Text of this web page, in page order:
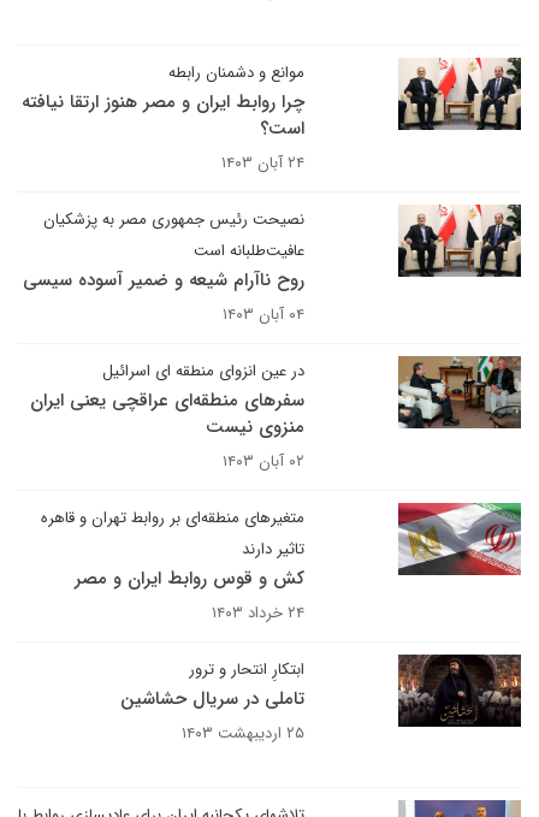
موانع و دشمنان رابطه
چرا روابط ایران و مصر هنوز ارتقا نیافته
است؟
۲۴ آبان ۱۴۰۳
نصیحت رئیس جمهوری مصر به پزشکیان
عافیت‌طلبانه است
روح ناآرام شیعه و ضمیر آسوده سیسی
۰۴ آبان ۱۴۰۳
در عین انزوای منطقه ای اسرائیل
سفرهای منطقه‌ای عراقچی یعنی ایران
منزوی نیست
۰۲ آبان ۱۴۰۳
متغیرهای منطقه‌ای بر روابط تهران و قاهره
تاثیر دارند
کش و قوس روابط ایران و مصر
۲۴ خرداد ۱۴۰۳
ابتکارِ انتحار و ترور
تاملی در سریال حشاشین
۲۵ اردیبهشت ۱۴۰۳